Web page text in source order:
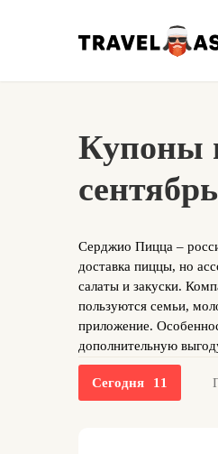
Купоны
сентябрь
Серджио Пицца –
доставка пиццы, но
салаты и закуски.
пользуются семьи,
приложение.
дополнительную
Сегодня 11